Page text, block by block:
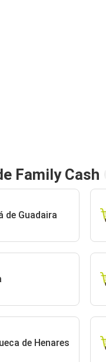
Family Cash
de Guadaira
de Henares